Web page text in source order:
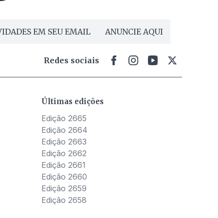
EM SEU EMAIL ANUNCIE AQUI
Redes sociais
Últimas edições
Edição 2665
Edição 2664
Edição 2663
Edição 2662
Edição 2661
Edição 2660
Edição 2659
Edição 2658